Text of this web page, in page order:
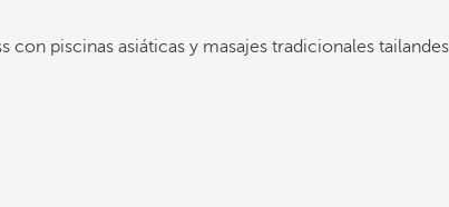
con piscinas asiáticas y masajes tradicionales